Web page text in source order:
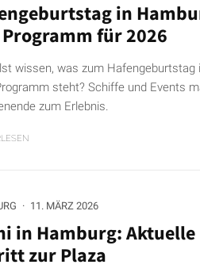
in
für 2026
wissen, was zum Hafengeburtstag
steht? Schiffe und Events
zum Erlebnis.
· 11. MÄRZ 2026
in Hamburg: Aktuelle
zur Plaza